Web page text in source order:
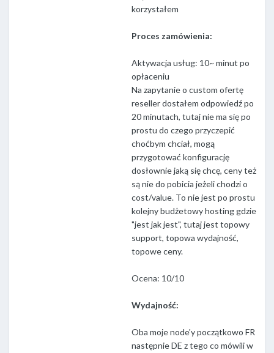
korzystałem
Proces zamówienia:
Aktywacja usług: 10~ minut po
opłaceniu
Na zapytanie o custom ofertę
reseller dostałem odpowiedź po
20 minutach, tutaj nie ma się po
prostu do czego przyczepić
choćbym chciał, mogą
przygotować konfigurację
dosłownie jaką się chcę, ceny też
są nie do pobicia jeżeli chodzi o
cost/value. To nie jest po prostu
kolejny budżetowy hosting gdzie
"jest jak jest", tutaj jest topowy
support, topowa wydajność,
topowe ceny.
Ocena: 10/10
Wydajność:
Oba moje node'y początkowo FR
następnie DE z tego co mówili w